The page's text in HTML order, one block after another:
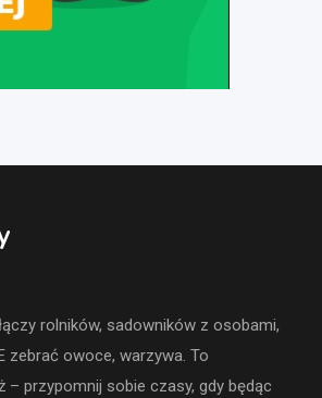
rolników, sadowników z osobami,
zebrać owoce, warzywa. To
– przypomnij sobie czasy, gdy będąc